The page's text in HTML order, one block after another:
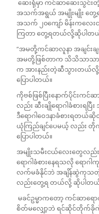
ဆေးရုံမှာ ကင်ဆာဆေးသွင်း
အသက်အရွယ် အမျိုးမျိုး တွ
အသက် ၂၀ကျော် မိန်းကလေး
ကြတာ တွေ့ရတယ်လို့ဆိုပါတ
“အမတို့ကင်ဆာလူနာ အချင်းချ
အမတို့ဖြစ်တာက သိသိသာသာ
က အားနည်းတဲ့ဆီသွားတယ်လို့
ပြောပါတယ်။
ကိုဗစ်ဖြစ်ပြီးနောက်ပိုင်းကင်
လည်း ဆီးချိုရောဂါခံစားရပြီ
ဒီရောဂါဝေဒနာခံစားရတ
ယုံကြည်ချင်ပေမယ့် လည်း
ပြောပါတယ်။
အမျိုးသမီးငယ်လေးတွေလည်
ရောဂါခံစားနေရသလို ရောဂ
လက်မခံနိုင်ဘဲ အချိန်ဆွဲကုသတဲ့
လည်းတွေ့ရ တယ်လို့ ဆိုပါတ
မခင်ဥမ္မာကတော့ ကင်ဆာရေ
စိတ်မလျှော့ဘဲ ရင်ဆိုင်တိုက်